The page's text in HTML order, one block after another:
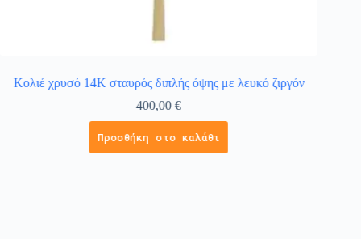
Κολιέ χρυσό 14Κ σταυρός διπλής όψης με λευκό ζιργόν
400,00€
Προσθήκη στο καλάθι